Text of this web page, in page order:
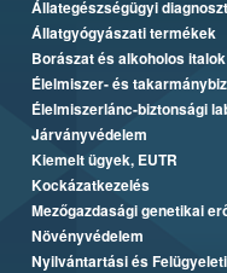
Állategészségügyi
Állatgyógyászati termékek
Borászat és alkoholos italok
Élelmiszer- és
Élelmiszerlánc-biztonsági
Járványvédelem
Kiemelt ügyek, EUTR
Kockázatkezelés
Mezőgazdasági genetikai
Növényvédelem
Nyilvántartási és